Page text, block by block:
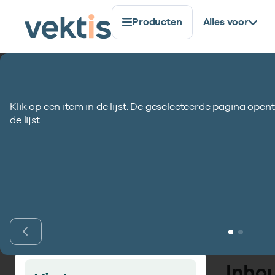
Producten Alles voor
Berekende
Berekende gvs-
Klik op een item in de lijst. De geselecteerde pagina
de lijst.